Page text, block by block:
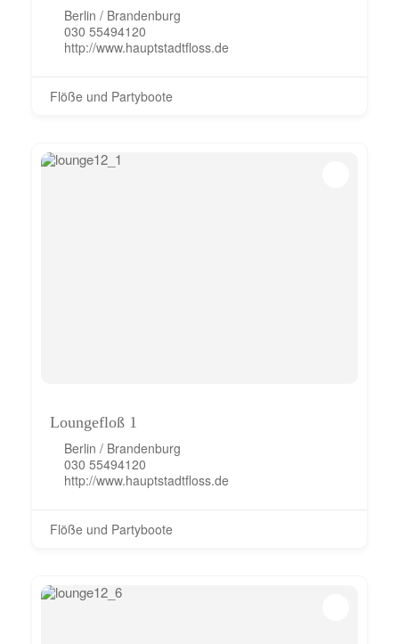
Berlin / Brandenburg
030 55494120
http://www.hauptstadtfloss.de
Flöße und Partyboote
Loungefloß 1
Berlin / Brandenburg
030 55494120
http://www.hauptstadtfloss.de
Flöße und Partyboote